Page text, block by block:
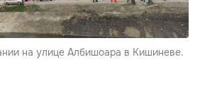
на улице Албишоара в Кишиневе.